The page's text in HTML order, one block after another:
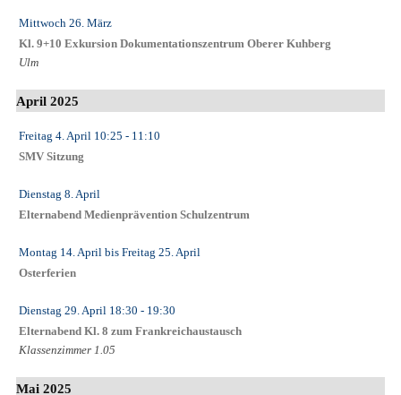
Mittwoch 26. März
Kl. 9+10 Exkursion Dokumentationszentrum Oberer Kuhberg
Ulm
April 2025
Freitag 4. April 10:25 - 11:10
SMV Sitzung
Dienstag 8. April
Elternabend Medienprävention Schulzentrum
Montag 14. April bis Freitag 25. April
Osterferien
Dienstag 29. April 18:30 - 19:30
Elternabend Kl. 8 zum Frankreichaustausch
Klassenzimmer 1.05
Mai 2025